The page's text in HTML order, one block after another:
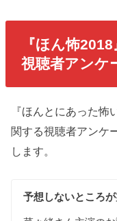
『ほん怖
視聴者アンケ
『ほんとにあった
関する視聴者アンケ
します。
予想しないところが